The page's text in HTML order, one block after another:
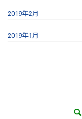
2019年2月
2019年1月